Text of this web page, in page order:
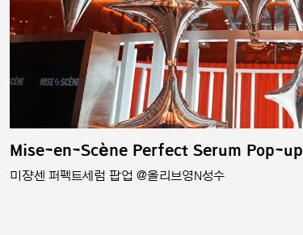
Mise-en-Scène Perfect Serum Pop-up
미쟝센 퍼펙트세럼 팝업 @올리브영N성수